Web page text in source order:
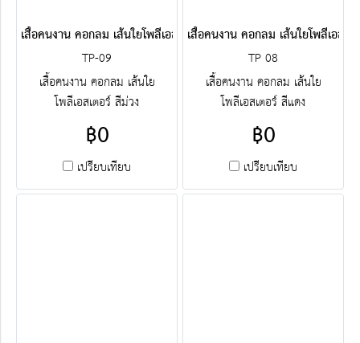
เสื้อคนงาน คอกลม เส้นใยโพลีเอสเตอร์ สีม่วง
TP-09
เสื้อคนงาน คอกลม เส้นใย
โพลีเอสเตอร์ สีม่วง
฿0
เปรียบเทียบ
เสื้อคนงาน คอกลม เส้นใยโพลีเอสเ
TP 08
เสื้อคนงาน คอกลม เส้นใย
โพลีเอสเตอร์ สีแดง
฿0
เปรียบเทียบ